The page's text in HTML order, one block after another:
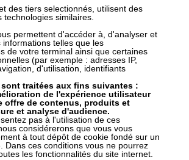
ce produit chez Generic. Pour
nous facture 20,00 € HT de frais de
spéciale. Ces frais viendront s'ajouter
dans votre panier.
Prix pro, connectez vous
€ HT
des tiers selectionnés, utilisent des
technologies similaires.
permettent d'accéder à, d'analyser et
informations telles que les
de votre terminal ainsi que certaines
(par exemple : adresses IP,
d'utilisation, identifiants
traitées aux fins suivantes :
de l'expérience utilisateur
offre de contenus, produits et
et analyse d'audience.
pas à l'utilisation de ces
considérerons que vous vous
à tout dépôt de cookie fondé sur un
Dans ces conditions vous ne pourrez
les fonctionnalités du site internet.